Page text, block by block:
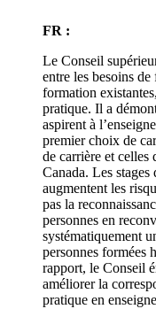
FR :
Le Conseil
entre les besoins
formation
pratique. Il a
aspirent à
premier choix de
de carrière et
Canada. Les
augmentent les
pas la
personnes en
systématiquement
personnes formées
rapport, le Conseil
améliorer la
pratique en